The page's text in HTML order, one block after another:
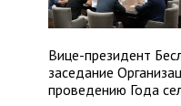
Вице-президент
заседание
проведению Года